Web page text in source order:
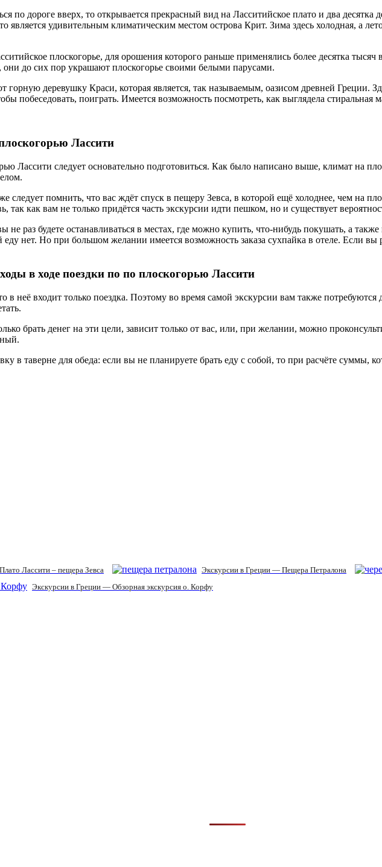
по дороге вверх, то открывается прекрасный вид на Ласситийское плато и два десятка
является удивительным климатическим местом острова Крит. Зима здесь холодная, а
плоскогорье, для орошения которого раньше применялись более десятка
они до сих пор украшают плоскогорье своими белыми парусами.
деревушку Краси, которая является, так называемым, оазисом древней Греции.
побеседовать, поиграть. Имеется возможность посмотреть, как выглядела стиральная
Лассити
Лассити следует основательно подготовиться. Как было написано выше, климат на
следует помнить, что вас ждёт спуск в пещеру Зевса, в которой ещё холоднее, чем на
так как вам не только придётся часть экскурсии идти пешком, но и существует
не раз будете останавливаться в местах, где можно купить, что-нибудь покушать, а
нет. Но при большом желании имеется возможность заказа сухпайка в отеле. Если вы
в ходе поездки по по плоскогорью Лассити
в неё входит только поездка. Поэтому во время самой экскурсии вам также
брать денег на эти цели, зависит только от вас, или, при желании, можно
в таверне для обеда: если вы не планируете брать еду с собой, то при расчёте суммы,
Лассити – пещера Зевса Экскурсии в Греции — Пещера Петралона
Экскурсии в Греции — Обзорная экскурсия о. Корфу